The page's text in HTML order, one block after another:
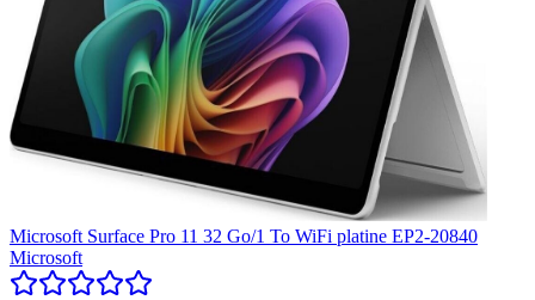
Microsoft Surface Pro 11 32 Go/1 To WiFi platine EP2-20840
Microsoft